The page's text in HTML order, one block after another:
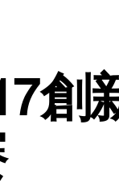
創